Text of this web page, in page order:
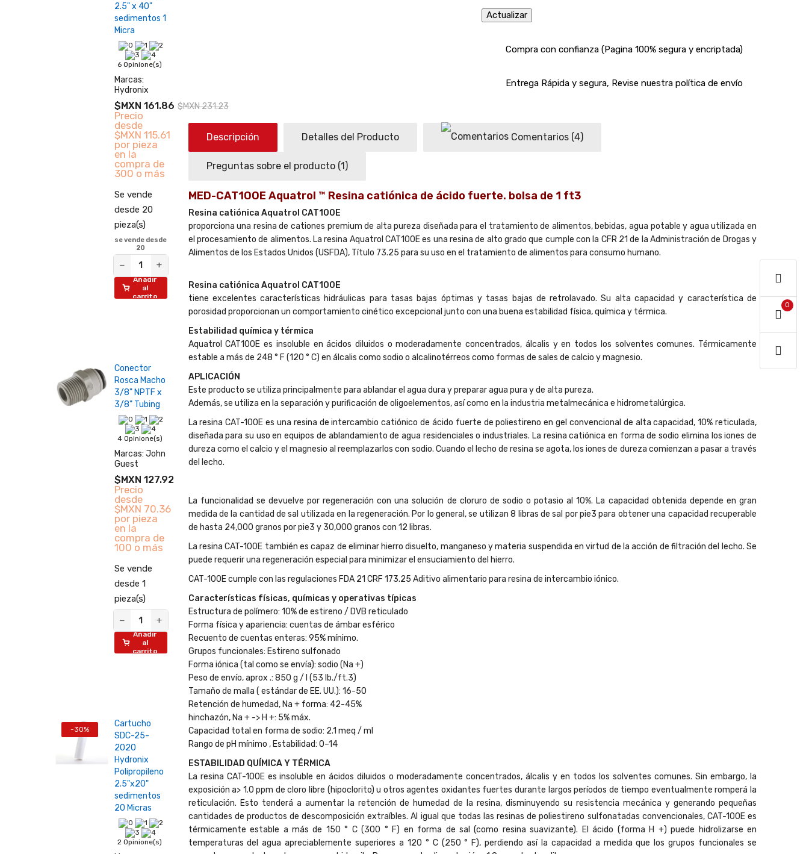
2.5" x 40"
sedimentos 1
Micra
6 Opinione(s)
Marcas:
Hydronix
$MXN 161.86 $MXN 231.23
Precio
desde
$MXN 115.61
por pieza
en la
compra de
300 o más
Se vende
desde 20
pieza(s)
se vende desde
20
− +
Añadir
al
carrito
Conector
Rosca Macho
3/8" NPTF x
3/8" Tubing
4 Opinione(s)
Marcas: John
Guest
$MXN 127.92
Precio
desde
$MXN 70.36
por pieza
en la
compra de
100 o más
Se vende
desde 1
pieza(s)
−
+
Añadir
al
carrito
-30%
Cartucho
SDC-25-
2020
Hydronix
Polipropileno
2.5"x20"
sedimentos
20 Micras
2 Opinione(s)
Compra con confianza (Pagina 100% segura y encriptada)
Entrega Rápida y segura, Revise nuestra política de envío
Descripción Detalles del Producto Comentarios (4)
Preguntas sobre el producto (1)
MED-CAT1OOE Aquatrol ™ Resina catiónica de ácido fuerte. bolsa de 1 ft3
Resina catiónica Aquatrol CAT100E
proporciona una resina de cationes premium de alta pureza diseñada para el tratamiento de alimentos, bebidas, agua potable y agua utilizada en
el procesamiento de alimentos. La resina Aquatrol CAT100E es una resina de alto grado que cumple con la CFR 21 de la Administración de Drogas y
Alimentos de los Estados Unidos (USFDA), Título 73.25 para su uso en el tratamiento de alimentos para consumo humano.
Resina catiónica Aquatrol CAT100E
tiene excelentes características hidráulicas para tasas bajas óptimas y tasas bajas de retrolavado. Su alta capacidad y característica de
porosidad proporcionan un comportamiento cinético excepcional junto con una buena estabilidad física, química y térmica.
Estabilidad química y térmica
Aquatrol CAT100E es insoluble en ácidos diluidos o moderadamente concentrados, álcalis y en todos los solventes comunes. Térmicamente
estable a más de 248 ° F (120 ° C) en álcalis como sodio o alcalinotérreos como formas de sales de calcio y magnesio.
APLICACIÓN
Este producto se utiliza principalmente para ablandar el agua dura y preparar agua pura y de alta pureza.
Además, se utiliza en la separación y purificación de oligoelementos, así como en la industria metalmecánica e hidrometalúrgica.
La resina CAT-100E es una resina de intercambio catiónico de ácido fuerte de poliestireno en gel convencional de alta capacidad, 10% reticulada,
diseñada para su uso en equipos de ablandamiento de agua residenciales o industriales. La resina catiónica en forma de sodio elimina los iones de
dureza como el calcio y el magnesio al reemplazarlos con sodio. Cuando el lecho de resina se agota, los iones de dureza comienzan a pasar a través
del lecho.
La funcionalidad se devuelve por regeneración con una solución de cloruro de sodio o potasio al 10%. La capacidad obtenida depende en gran
medida de la cantidad de sal utilizada en la regeneración. Por lo general, se utilizan 8 libras de sal por pie3 para obtener una capacidad recuperable
de hasta 24,000 granos por pie3 y 30,000 granos con 12 libras.
La resina CAT-100E también es capaz de eliminar hierro disuelto, manganeso y materia suspendida en virtud de la acción de filtración del lecho. Se
puede requerir una regeneración especial para minimizar el ensuciamiento del hierro.
CAT-100E cumple con las regulaciones FDA 21 CRF 173.25 Aditivo alimentario para resina de intercambio iónico.
Características físicas, químicas y operativas típicas
Estructura de polímero: 10% de estireno / DVB reticulado
Forma física y apariencia: cuentas de ámbar esférico
Recuento de cuentas enteras: 95% mínimo.
Grupos funcionales: Estireno sulfonado
Forma iónica (tal como se envía): sodio (Na +)
Peso de envío, aprox .: 850 g / l (53 lb./ft.3)
Tamaño de malla ( estándar de EE. UU.): 16-50
Retención de humedad, Na + forma: 42-45%
hinchazón, Na + -> H +: 5% máx.
Capacidad total en forma de sodio: 2.1 meq / ml
Rango de pH mínimo , Estabilidad: 0–14
ESTABILIDAD QUÍMICA Y TÉRMICA
La resina CAT-100E es insoluble en ácidos diluidos o moderadamente concentrados, álcalis y en todos los solventes comunes. Sin embargo, la
exposición a> 1.0 ppm de cloro libre (hipoclorito) u otros agentes oxidantes fuertes durante largos períodos de tiempo eventualmente romperá la
reticulación. Esto tenderá a aumentar la retención de humedad de la resina, disminuyendo su resistencia mecánica y generando pequeñas
cantidades de productos de descomposición extraíbles. Al igual que todas las resinas de poliestireno sulfonatadas convencionales, CAT-100E es
térmicamente estable a más de 150 ° C (300 ° F) en forma de sal (como resina suavizante). El ácido (forma H +) puede hidrolizarse en
temperaturas del agua apreciablemente superiores a 120 ° C (250 ° F), perdiendo así la capacidad a medida que los grupos funcionales se
0